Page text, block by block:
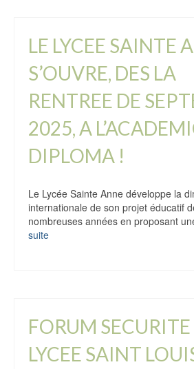
LE LYCEE SAINTE
S’OUVRE, DES LA
RENTREE DE
2025, A
DIPLOMA !
Le Lycée Sainte Anne développe la
internationale de son projet éducatif
nombreuses années en proposant
suite
FORUM SECURITE
LYCEE SAINT